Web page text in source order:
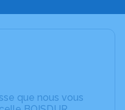
que nous vous